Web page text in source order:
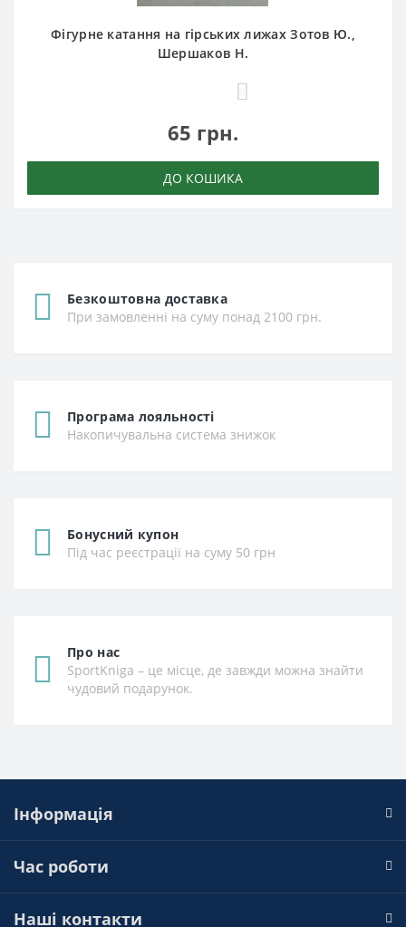
Фігурне катання на гірських лижах Зотов Ю.,
Шершаков Н.
65 грн.
ДО КОШИКА
Безкоштовна доставка
При замовленні на суму понад 2100 грн.
Програма лояльності
Накопичувальна система знижок
Бонусний купон
Під час реєстрації на суму 50 грн
Про нас
SportKniga – це місце, де завжди можна знайти
чудовий подарунок.
Інформація
Час роботи
Наші контакти